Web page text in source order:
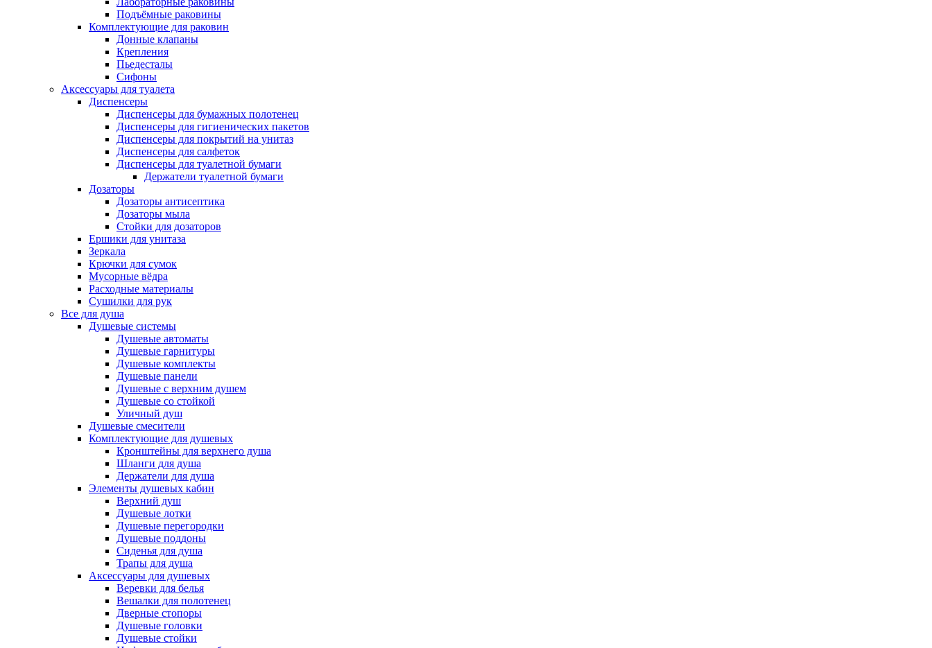
Подъёмные раковины
Комплектующие для раковин
Донные клапаны
Крепления
Пьедесталы
Сифоны
Аксессуары для туалета
Диспенсеры
Диспенсеры для бумажных полотенец
Диспенсеры для гигиенических пакетов
Диспенсеры для покрытий на унитаз
Диспенсеры для салфеток
Диспенсеры для туалетной бумаги
Держатели туалетной бумаги
Дозаторы
Дозаторы антисептика
Дозаторы мыла
Стойки для дозаторов
Ершики для унитаза
Зеркала
Крючки для сумок
Мусорные вёдра
Расходные материалы
Сушилки для рук
Все для душа
Душевые системы
Душевые автоматы
Душевые гарнитуры
Душевые комплекты
Душевые панели
Душевые с верхним душем
Душевые со стойкой
Уличный душ
Душевые смесители
Комплектующие для душевых
Кронштейны для верхнего душа
Шланги для душа
Держатели для душа
Элементы душевых кабин
Верхний душ
Душевые лотки
Душевые перегородки
Душевые поддоны
Сиденья для душа
Трапы для душа
Аксессуары для душевых
Веревки для белья
Вешалки для полотенец
Дверные стопоры
Душевые головки
Душевые стойки